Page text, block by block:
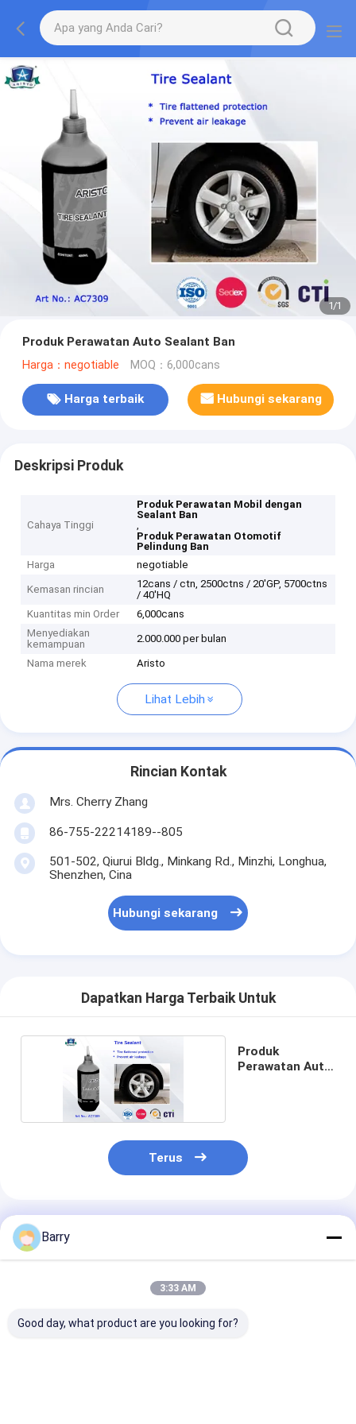
1/1
Produk Perawatan Auto Sealant Ban
Harga：negotiable MOQ：6,000cans
Harga terbaik Hubungi sekarang
Deskripsi Produk
Cahaya Tinggi
Produk Perawatan Mobil dengan
Sealant Ban
,
Produk Perawatan Otomotif
Pelindung Ban
Harga
negotiable
Kemasan rincian
12cans / ctn, 2500ctns / 20'GP, 5700ctns
/ 40'HQ
Kuantitas min Order
6,000cans
Menyediakan
kemampuan
2.000.000 per bulan
Nama merek Aristo
Lihat Lebih
Rincian Kontak
Mrs. Cherry Zhang
86-755-22214189--805
501-502, Qiurui Bldg., Minkang Rd., Minzhi, Longhua,
Shenzhen, Cina
Hubungi sekarang
Dapatkan Harga Terbaik Untuk
Produk
Perawatan Auto
Terus
Rekomendasi Produk
Barry
3:33 AM
Good day, what product are you looking for?